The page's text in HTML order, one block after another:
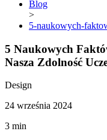
Blog
>
5-naukowych-
5 Naukowych
Nasza Zdolność
Design
24 września 2024
3 min